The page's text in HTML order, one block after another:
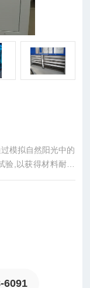
模拟自然阳光中的
,以获得材料耐气
6091